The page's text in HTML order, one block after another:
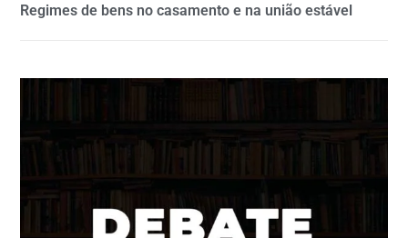
Regimes de bens no casamento e na união estável